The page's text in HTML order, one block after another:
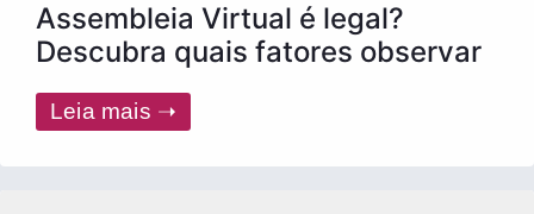
Assembleia Virtual é legal?
Descubra quais fatores observar
Leia mais ➝